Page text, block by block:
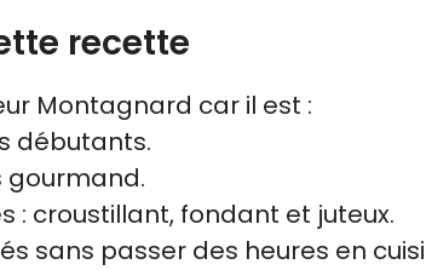
recette
Montagnard car il est :
débutants.
gourmand.
: croustillant, fondant et juteux.
sans passer des heures en